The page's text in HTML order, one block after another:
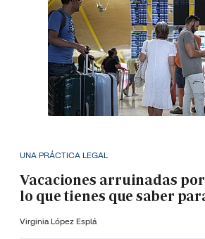
UNA PRÁCTICA LEGAL
Vacaciones arruinadas
lo que tienes que saber
Virginia López Esplá